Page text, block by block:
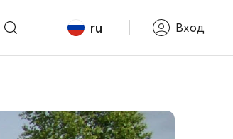
ru Вход